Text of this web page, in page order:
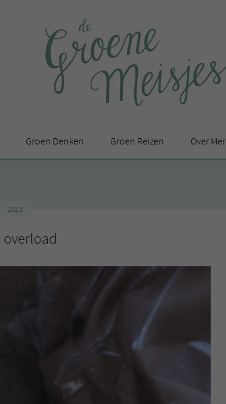
Groen Denken Groen Reizen Over
2013
overload